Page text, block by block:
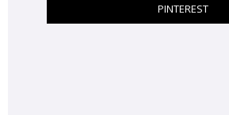
PINTEREST